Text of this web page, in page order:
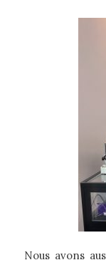
Nous avons